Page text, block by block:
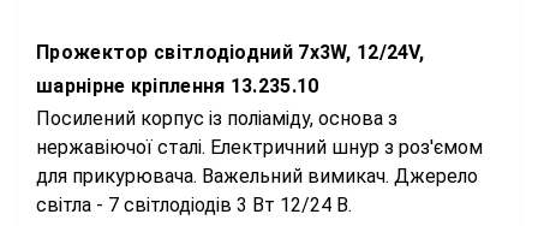
Прожектор світлодіодний 7х3W, 12/24V,
шарнірне кріплення 13.235.10
Посилений корпус із поліаміду, основа з
нержавіючої сталі. Електричний шнур з роз'ємом
для прикурювача. Важельний вимикач. Джерело
світла - 7 світлодіодів 3 Вт 12/24 В.